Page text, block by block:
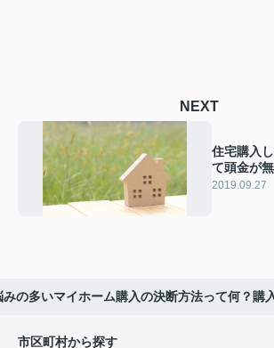
NEXT
住宅購入
て頭金が
ーンは可能
2019.09.27
みの多いマイホーム購入の決断方法って何？購
市区町村から探す